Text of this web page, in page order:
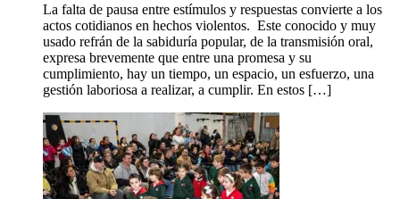
La falta de pausa entre estímulos y respuestas convierte a los
actos cotidianos en hechos violentos. Este conocido y muy
usado refrán de la sabiduría popular, de la transmisión oral,
expresa brevemente que entre una promesa y su
cumplimiento, hay un tiempo, un espacio, un esfuerzo, una
gestión laboriosa a realizar, a cumplir. En estos […]